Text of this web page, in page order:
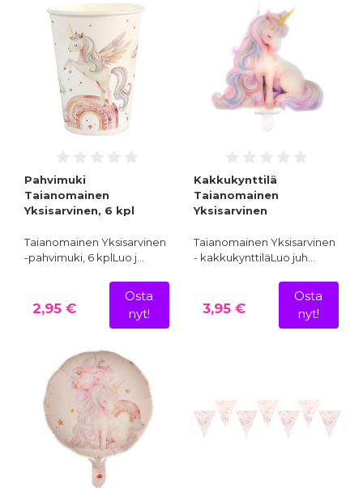
Pahvimuki
Taianomainen
Yksisarvinen, 6 kpl
Taianomainen Yksisarvinen
-pahvimuki, 6 kplLuo j…
2,95 €
Osta
nyt!
Kakkukynttilä
Taianomainen
Yksisarvinen
Taianomainen Yksisarvinen
- kakkukynttiläLuo juh…
3,95 €
Osta
nyt!